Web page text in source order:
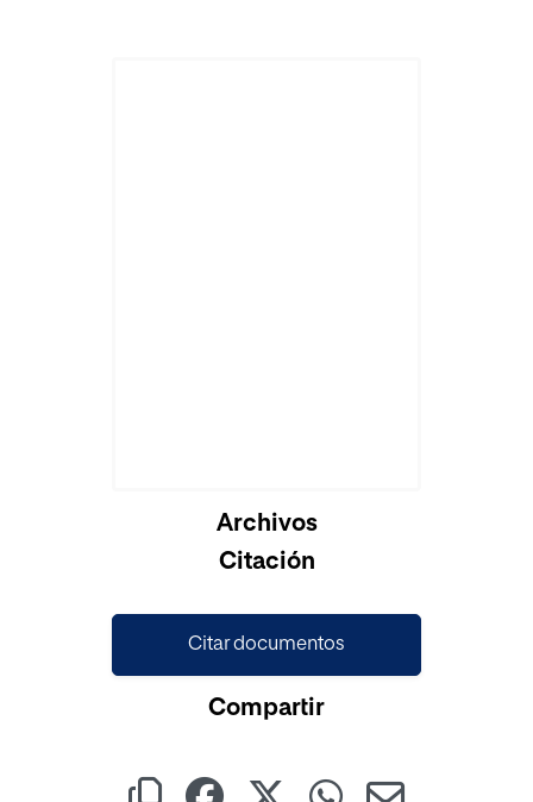
Archivos
Citación
Citar documentos
Compartir